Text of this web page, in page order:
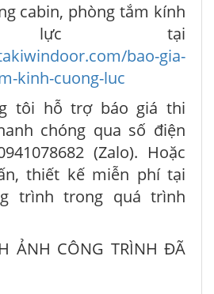
cabin, phòng tắm kính
lực tại
bao-gia-
kinh-cuong-luc
tôi hỗ trợ báo giá thi
chóng qua số điện
(Zalo). Hoặc
thiết kế miễn phí tại
trình trong quá trình
ẢNH CÔNG TRÌNH ĐÃ